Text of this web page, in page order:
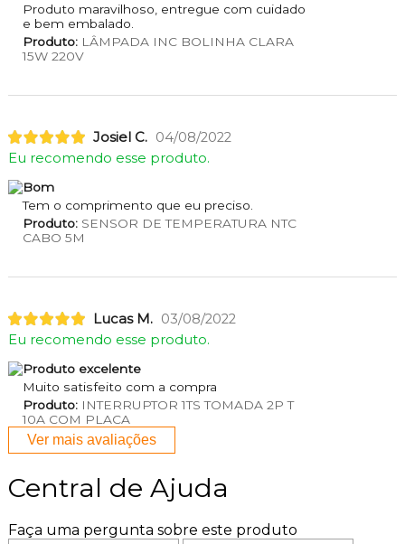
Produto maravilhoso, entregue com cuidado
e bem embalado.
Produto:LÂMPADA INC BOLINHA CLARA
15W 220V
Josiel C. 04/08/2022
Eu recomendo esse produto.
Bom
Tem o comprimento que eu preciso.
Produto:SENSOR DE TEMPERATURA NTC
CABO 5M
Lucas M. 03/08/2022
Eu recomendo esse produto.
Produto excelente
Muito satisfeito com a compra
Produto:INTERRUPTOR 1TS TOMADA 2P T
10A COM PLACA
Ver mais avaliações
Central de Ajuda
Faça uma pergunta sobre este produto